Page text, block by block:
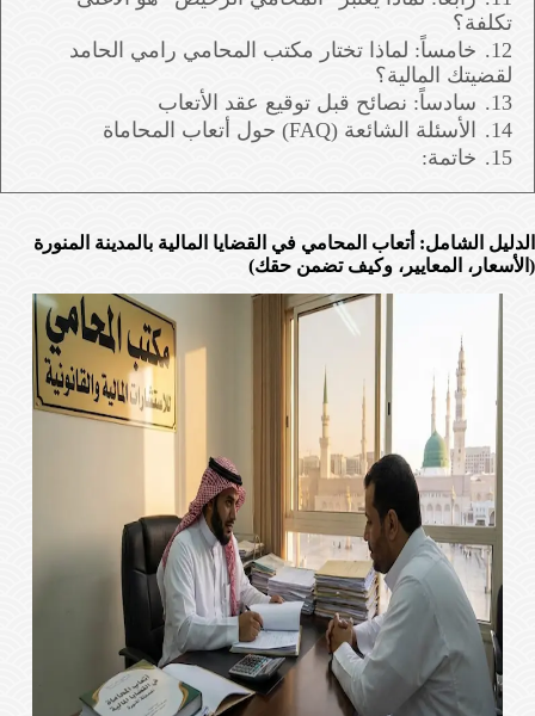
تكلفة؟
12.
خامساً: لماذا تختار مكتب المحامي رامي الحامد
لقضيتك المالية؟
13.
سادساً: نصائح قبل توقيع عقد الأتعاب
14.
الأسئلة الشائعة (FAQ) حول أتعاب المحاماة
15.
خاتمة:
الدليل الشامل: أتعاب المحامي في القضايا المالية بالمدينة المنورة
(الأسعار، المعايير، وكيف تضمن حقك)